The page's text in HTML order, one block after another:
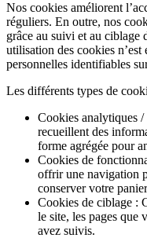
Nos cookies améliorent
réguliers. En outre, nos
grâce au suivi et au ciblage
utilisation des cookies
personnelles identifiables
Les différents types de
Cookies analytiques
recueillent des
forme agrégée pour
Cookies de
offrir une navigation
conserver votre
Cookies de ciblage :
le site, les pages que
avez suivis.